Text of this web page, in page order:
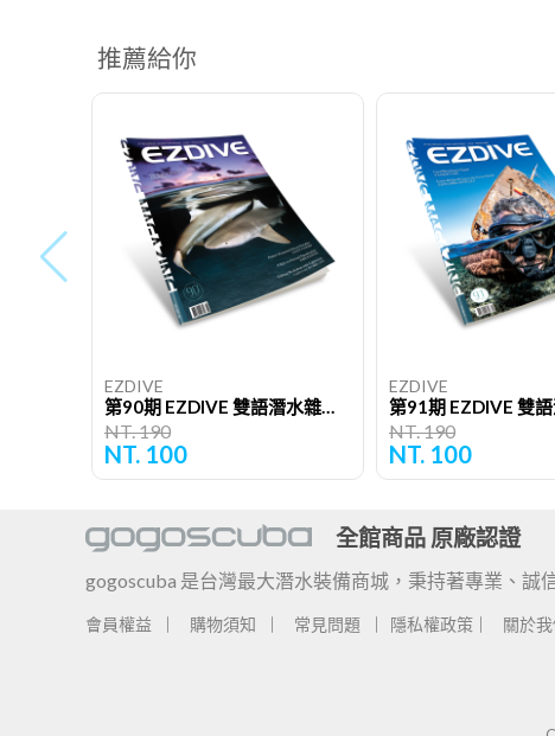
推薦給你
EZDIVE
第90期 EZDIVE 雙語潛水雜誌（單期）
NT. 190
NT. 100
EZDIVE
NT. 190
NT. 100
全館商品 原廠認證
gogoscuba 是台灣最大潛水裝備商城，秉持著專業、誠
會員權益 購物須知 常見問題 隱私權政策 關於